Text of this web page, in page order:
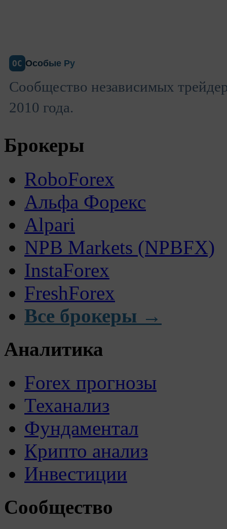
ОС Особые Ру
Сообщество независимых
2010 года.
Брокеры
RoboForex
Альфа Форекс
Alpari
NPB Markets (NPBFX)
InstaForex
FreshForex
Все брокеры →
Аналитика
Forex прогнозы
Теханализ
Фундаментал
Крипто анализ
Инвестиции
Сообщество